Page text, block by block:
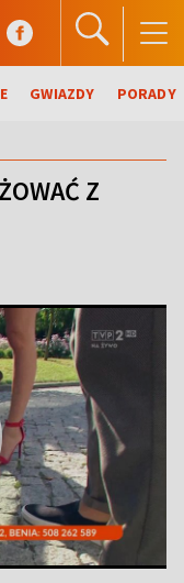
GWIAZDY PORADY
Z